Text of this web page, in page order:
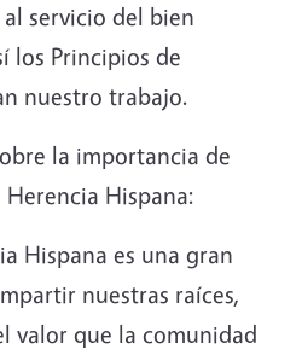
servicio del bien
los Principios de
nuestro trabajo.
la importancia de
Hispana:
Hispana es una gran
nuestras raíces,
valor que la comunidad